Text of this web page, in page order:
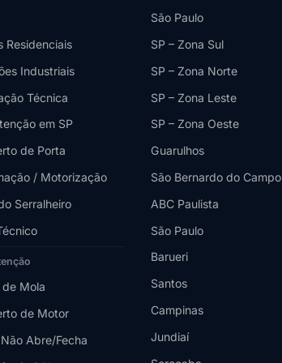
Residenciais
Industriais
Técnica
em SP
de Porta
/ Motorização
Serralheiro
Mola
de Motor
Abre/Fecha
São Paulo
SP – Zona Sul
SP – Zona Norte
SP – Zona Leste
SP – Zona Oeste
Guarulhos
São Bernardo do Campo
ABC Paulista
São Paulo
Barueri
Santos
Campinas
Jundiaí